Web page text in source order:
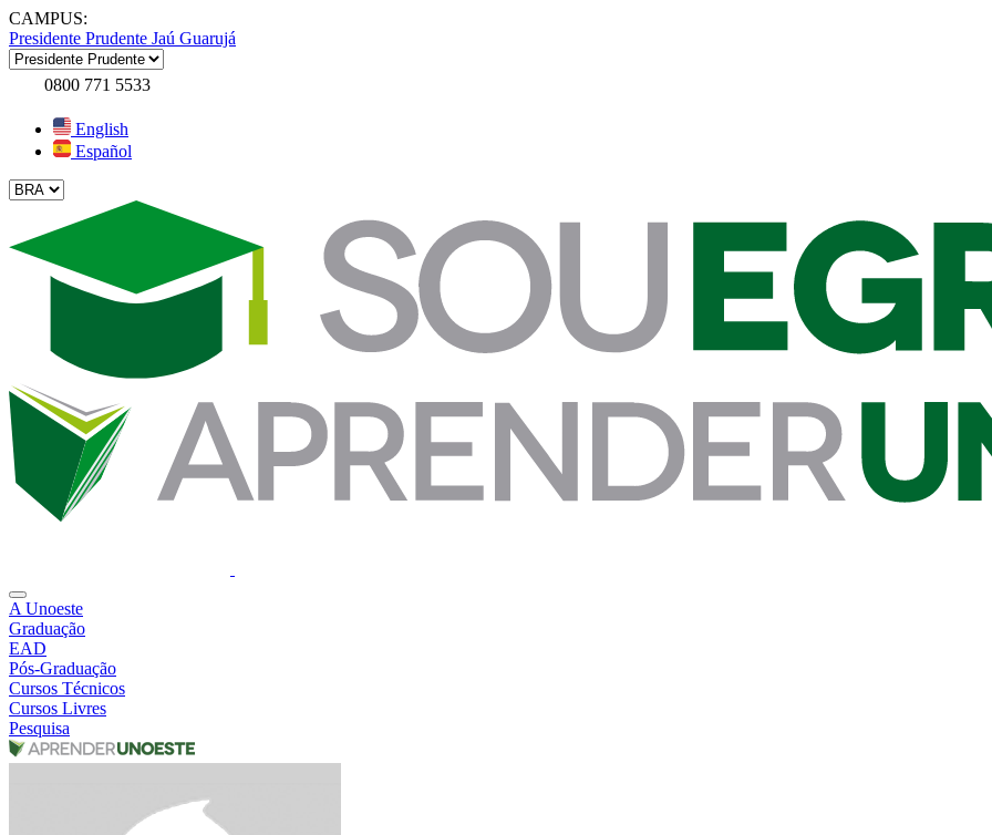
CAMPUS:
Presidente Prudente Jaú Guarujá
0800 771 5533
English
Español
A Unoeste
Graduação
EAD
Pós-Graduação
Cursos Técnicos
Cursos Livres
Pesquisa